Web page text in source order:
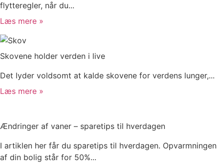
flytteregler, når du...
Læs mere »
Skovene holder verden i live
Det lyder voldsomt at kalde skovene for verdens lunger,...
Læs mere »
Ændringer af vaner – sparetips til hverdagen
I artiklen her får du sparetips til hverdagen. Opvarmningen
af din bolig står for 50%...